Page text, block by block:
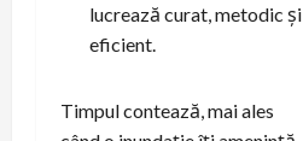
lucrează curat, metodic și
eficient.
Timpul contează, mai ales